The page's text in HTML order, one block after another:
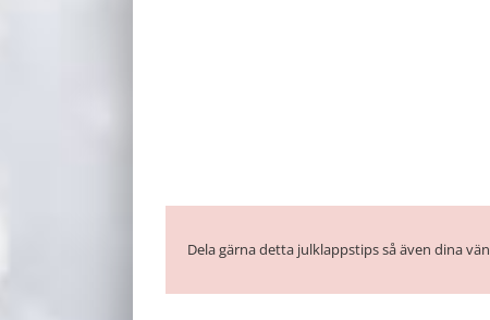
Dela gärna detta julklappstips så även dina